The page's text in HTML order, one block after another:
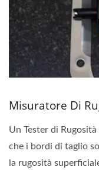
Misuratore Di
Un Tester di
che i bordi di taglio
la rugosità